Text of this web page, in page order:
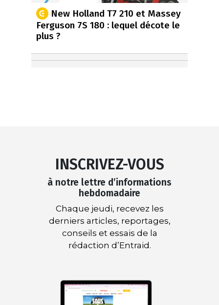
New Holland T7 210 et Massey
Ferguson 7S 180 : lequel décote le
plus ?
INSCRIVEZ-VOUS
à notre lettre d’informations
hebdomadaire
Chaque jeudi, recevez les
derniers articles, reportages,
conseils et essais de la
rédaction d’Entraid.